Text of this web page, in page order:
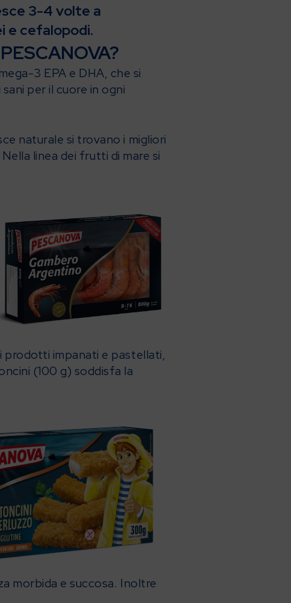
3-4 volte a
e cefalopodi.
3 EPA e DHA, che si
per il cuore in ogni
naturale si trovano i migliori
linea dei frutti di mare si
prodotti impanati e pastellati,
(100 g) soddisfa la
morbida e succosa. Inoltre